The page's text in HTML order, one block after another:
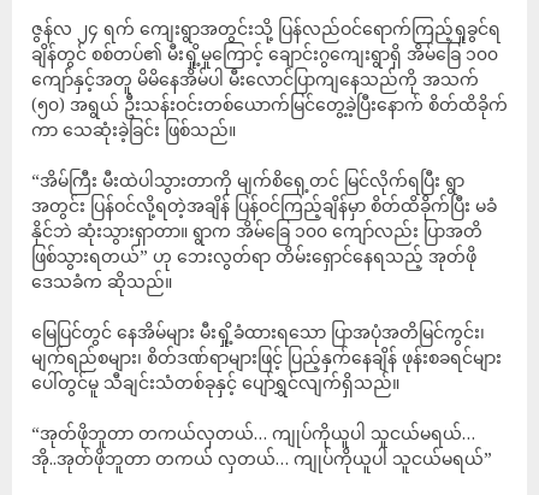
ဇွန်လ ၂၄ ရက် ကျေးရွာအတွင်းသို့ ပြန်လည်ဝင်ရောက်ကြည့်ရှုခွင်ရ
ချိန်တွင် စစ်တပ်၏ မီးရှို့မှုကြောင့် ချောင်းဂွကျေးရွာရှိ အိမ်ခြေ ၁၀၀
ကျော်နှင့်အတူ မိမိနေအိမ်ပါ မီးလောင်ပြာကျနေသည်ကို အသက်
(၅၀) အရွယ် ဦးသန်းဝင်းတစ်ယောက်မြင်တွေ့ခဲ့ပြီးနောက် စိတ်ထိခိုက်
ကာ သေဆုံးခဲ့ခြင်း ဖြစ်သည်။
“အိမ်ကြီး မီးထဲပါသွားတာကို မျက်စိရှေ့တင် မြင်လိုက်ရပြီး ရွာ
အတွင်း ပြန်ဝင်လို့ရတဲ့အချိန် ပြန်ဝင်ကြည့်ချိန်မှာ စိတ်ထိခိုက်ပြီး မခံ
နိုင်ဘဲ ဆုံးသွားရှာတာ။ ရွာက အိမ်ခြေ ၁၀၀ ကျော်လည်း ပြာအတိ
ဖြစ်သွားရတယ်” ဟု ဘေးလွတ်ရာ တိမ်းရှောင်နေရသည့် အုတ်ဖို
ဒေသခံက ဆိုသည်။
မြေပြင်တွင် နေအိမ်များ မီးရှို့ခံထားရသော ပြာအပုံအတိမြင်ကွင်း၊
မျက်ရည်စများ၊ စိတ်ဒဏ်ရာများဖြင့် ပြည့်နှက်နေချိန် ဖုန်းစခရင်များ
ပေါ်တွင်မူ သီချင်းသံတစ်ခုနှင့် ပျော်ရွှင်လျက်ရှိသည်။
“အုတ်ဖိုဘူတာ တကယ်လှတယ်… ကျုပ်ကိုယူပါ သူငယ်မရယ်…
အို..အုတ်ဖိုဘူတာ တကယ် လှတယ်… ကျုပ်ကိုယူပါ သူငယ်မရယ်”